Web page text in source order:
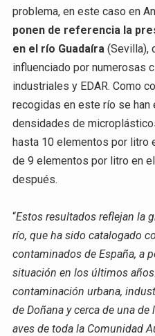
problema, en este caso en
ponen de referencia la
en el río Guadaíra (Sevilla),
influenciado por numerosas
industriales y EDAR. Como
recogidas en este río se han
densidades de
hasta 10 elementos por litro
de 9 elementos por litro en
después.
“Estos resultados reflejan la
río, que ha sido catalogado
contaminados de España, a
situación en los últimos
contaminación urbana,
de Doñana y cerca de una
aves de toda la Comunidad